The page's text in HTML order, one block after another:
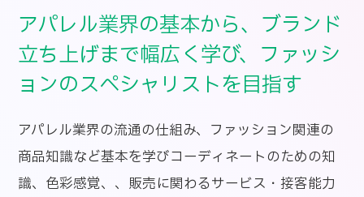
アパレル業界の基本から、ブランド
立ち上げまで幅広く学び、ファッシ
ョンのスペシャリストを目指す
アパレル業界の流通の仕組み、ファッション関連の
商品知識など基本を学びコーディネートのための知
識、色彩感覚、、販売に関わるサービス・接客能力